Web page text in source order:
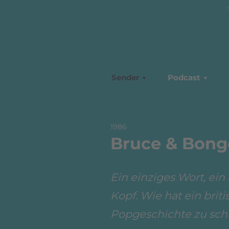
Sender Podcast
1986
Bruce &
Ein einziges Wort,
Kopf. Wie hat ein
Popgeschichte zu